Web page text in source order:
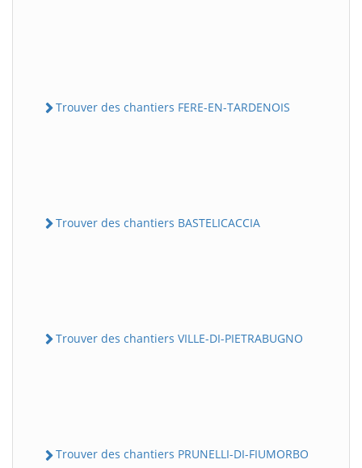
Trouver des chantiers FERE-EN-TARDENOIS
Trouver des chantiers BASTELICACCIA
Trouver des chantiers VILLE-DI-PIETRABUGNO
Trouver des chantiers PRUNELLI-DI-FIUMORBO